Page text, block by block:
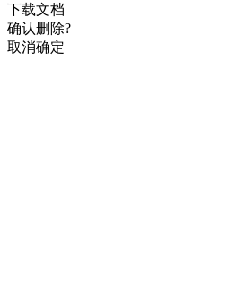
下载文档
确认删除?
取消确定